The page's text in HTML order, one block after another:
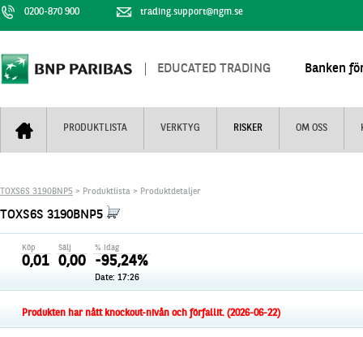
0200-870 900 trading.support@ngm.se
EDUCATED TRADING Banken
PRODUKTLISTA VERKTYG RISKER OM OSS
Mini Futures
Unlimited Turbos
Stoppade & förfallna produkter
Nyhestbrev+
Realtidskurser
Kunskapscentra+
Finansiell information
TOXS6S 3190BNP5 > Produktlista > Produktdetaljer
TOXS6S 3190BNP5
Köp
0,01
Sälj
0,00
% idag
-95,24%
Date: 17:26
Produkten har nått knockout-nivån och förfallit. (2026-06-22)